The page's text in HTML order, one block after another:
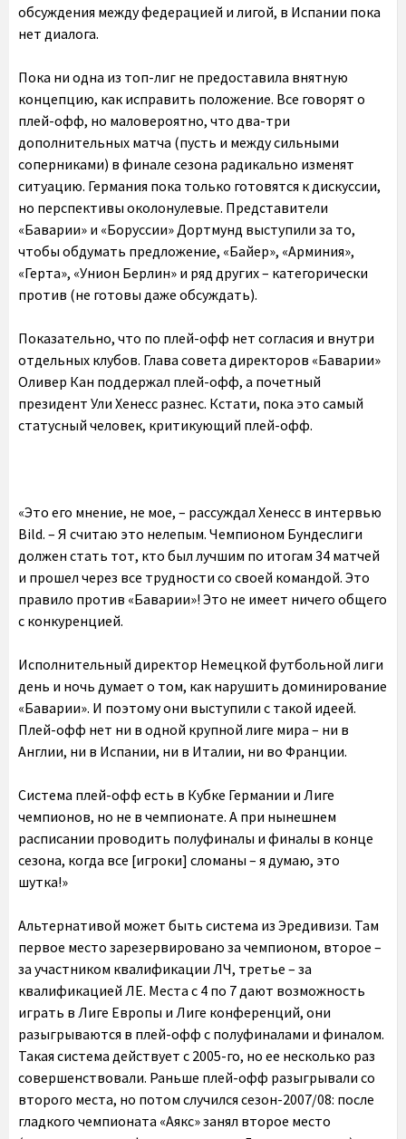
обсуждения между федерацией и лигой, в Испании пока
нет диалога.
Пока ни одна из топ-лиг не предоставила внятную
концепцию, как исправить положение. Все говорят о
плей-офф, но маловероятно, что два-три
дополнительных матча (пусть и между сильными
соперниками) в финале сезона радикально изменят
ситуацию. Германия пока только готовятся к дискуссии,
но перспективы околонулевые. Представители
«Баварии» и «Боруссии» Дортмунд выступили за то,
чтобы обдумать предложение, «Байер», «Арминия»,
«Герта», «Унион Берлин» и ряд других – категорически
против (не готовы даже обсуждать).
Показательно, что по плей-офф нет согласия и внутри
отдельных клубов. Глава совета директоров «Баварии»
Оливер Кан поддержал плей-офф, а почетный
президент Ули Хенесс разнес. Кстати, пока это самый
статусный человек, критикующий плей-офф.
«Это его мнение, не мое, – рассуждал Хенесс в интервью
Bild. – Я считаю это нелепым. Чемпионом Бундеслиги
должен стать тот, кто был лучшим по итогам 34 матчей
и прошел через все трудности со своей командой. Это
правило против «Баварии»! Это не имеет ничего общего
с конкуренцией.
Исполнительный директор Немецкой футбольной лиги
день и ночь думает о том, как нарушить доминирование
«Баварии». И поэтому они выступили с такой идеей.
Плей-офф нет ни в одной крупной лиге мира – ни в
Англии, ни в Испании, ни в Италии, ни во Франции.
Система плей-офф есть в Кубке Германии и Лиге
чемпионов, но не в чемпионате. А при нынешнем
расписании проводить полуфиналы и финалы в конце
сезона, когда все [игроки] сломаны – я думаю, это
шутка!»
Альтернативой может быть система из Эредивизи. Там
первое место зарезервировано за чемпионом, второе –
за участником квалификации ЛЧ, третье – за
квалификацией ЛЕ. Места с 4 по 7 дают возможность
играть в Лиге Европы и Лиге конференций, они
разыгрываются в плей-офф с полуфиналами и финалом.
Такая система действует с 2005-го, но ее несколько раз
совершенствовали. Раньше плей-офф разыгрывали со
второго места, но потом случился сезон-2007/08: после
гладкого чемпионата «Аякс» занял второе место